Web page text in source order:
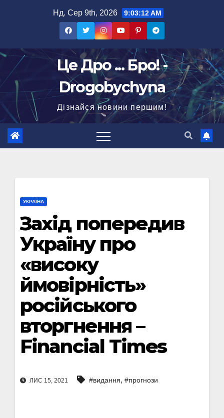
Нд. Сер 9th, 2026 9:03:13 AM
Це Дро ... Бро! -
Drogobychyna
Дізнайся новини першим!
УКРАЇНА
Захід попередив
Україну про
«високу
ймовірність»
російського
вторгнення –
Financial Times
ЛИС 15, 2021 #видання, #прогнози